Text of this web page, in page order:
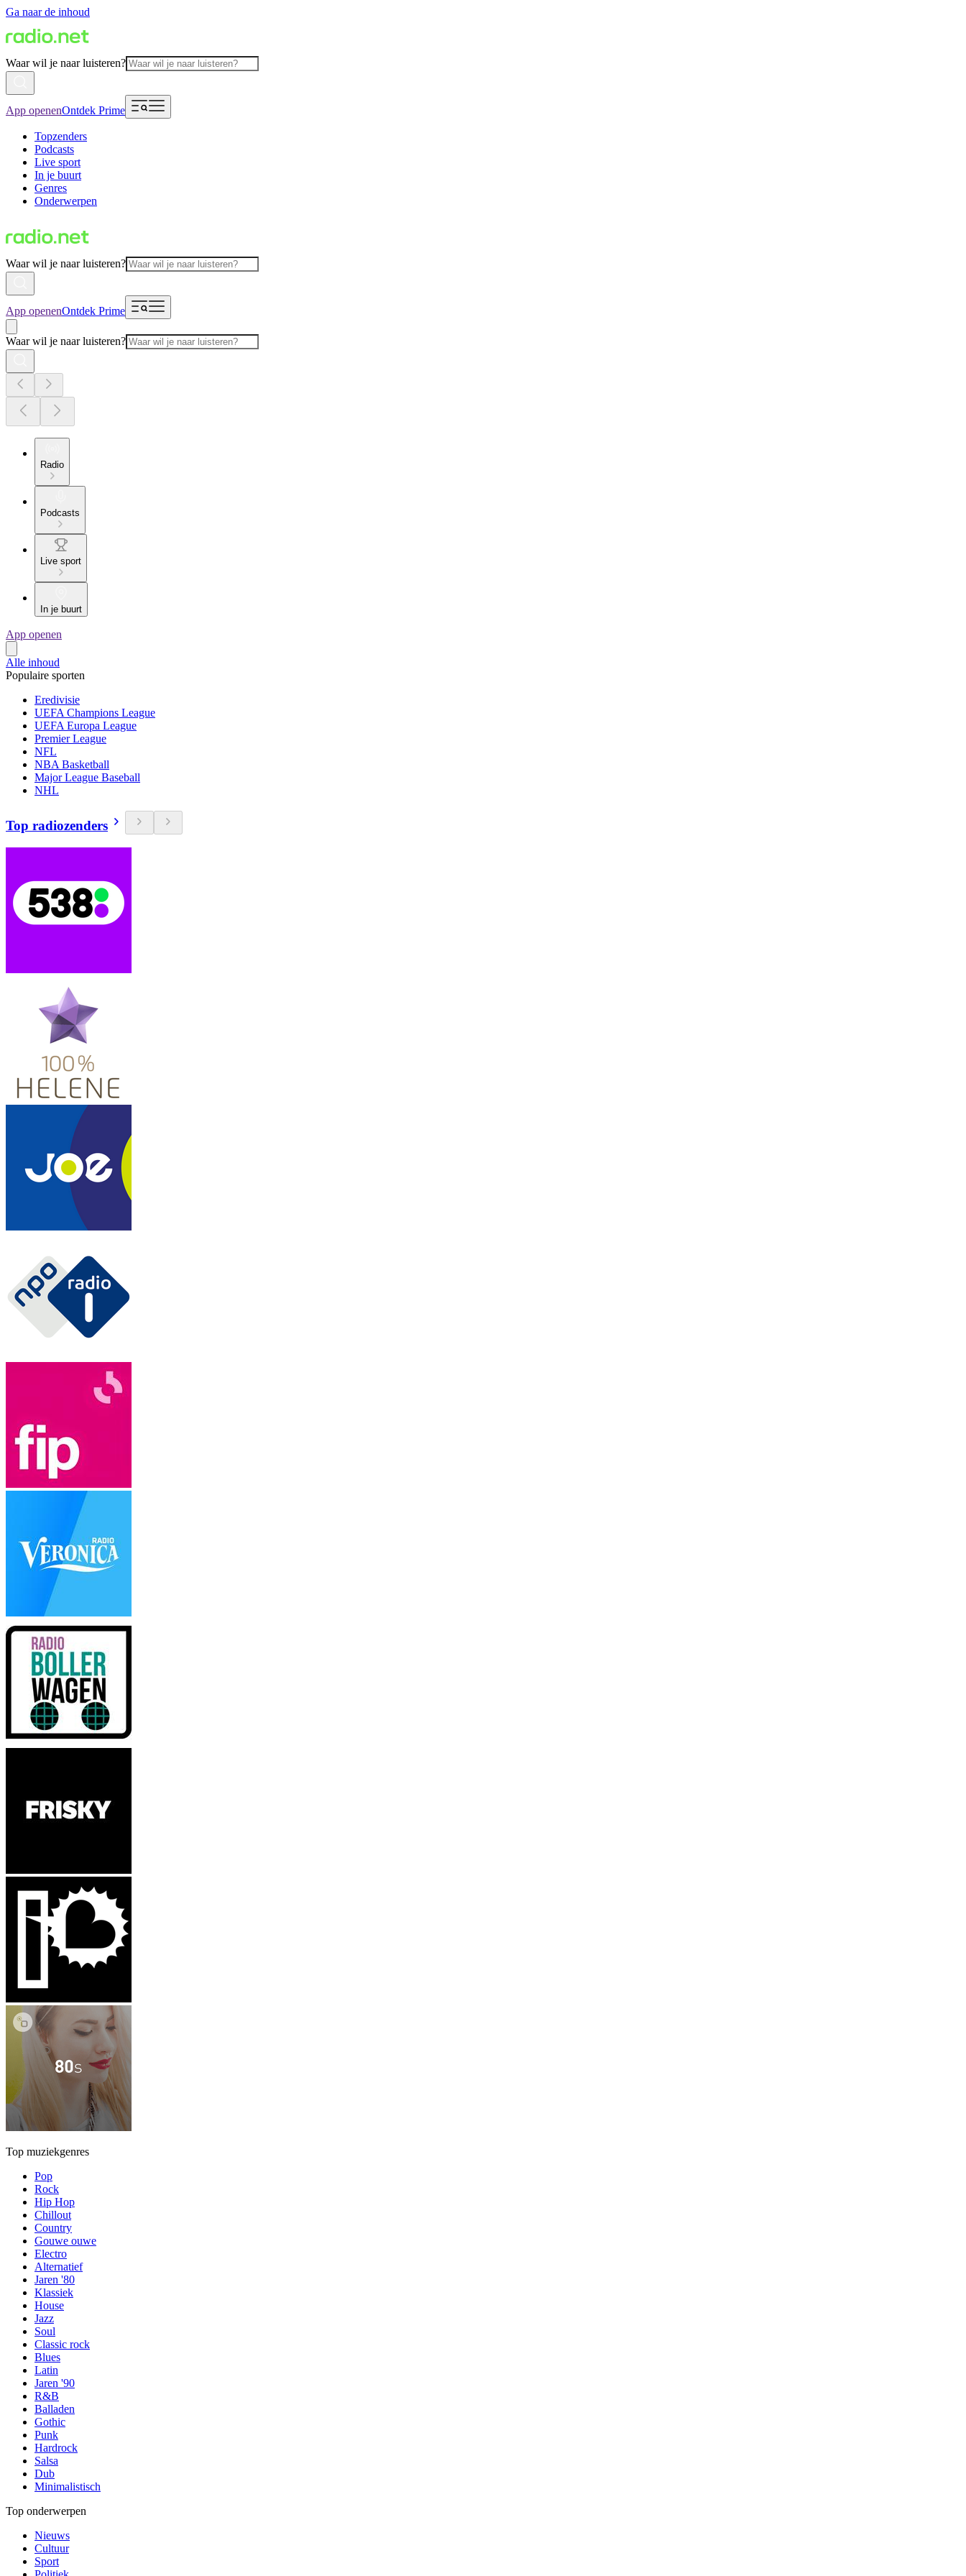
Ga naar de inhoud
Waar wil je naar luisteren?
App openenOntdek Prime
Topzenders
Podcasts
Live sport
In je buurt
Genres
Onderwerpen
Waar wil je naar luisteren?
App openenOntdek Prime
Waar wil je naar luisteren?
Radio
Podcasts
Live sport
In je buurt
App openen
Alle inhoud
Populaire sporten
Eredivisie
UEFA Champions League
UEFA Europa League
Premier League
NFL
NBA Basketball
Major League Baseball
NHL
Top radiozenders
Top muziekgenres
Pop
Rock
Hip Hop
Chillout
Country
Gouwe ouwe
Electro
Alternatief
Jaren '80
Klassiek
House
Jazz
Soul
Classic rock
Blues
Latin
Jaren '90
R&B
Balladen
Gothic
Punk
Hardrock
Salsa
Dub
Minimalistisch
Top onderwerpen
Nieuws
Cultuur
Sport